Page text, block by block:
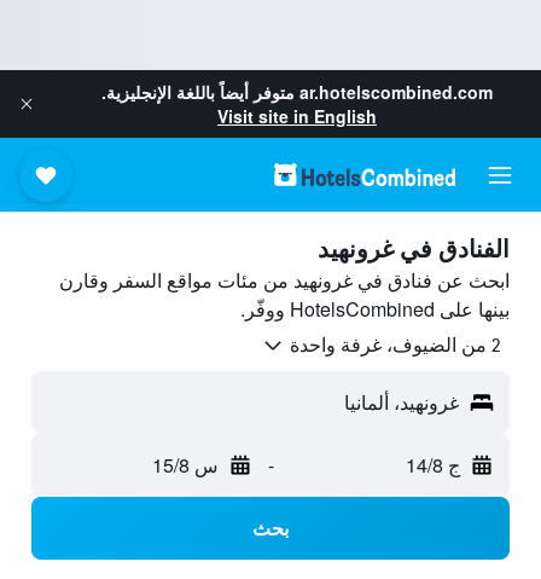
ar.hotelscombined.com متوفر أيضاً باللغة الإنجليزية.
Visit site in English
الفنادق في غرونهيد
ابحث عن فنادق في غرونهيد من مئات مواقع السفر وقارن
بينها على HotelsCombined ووفّر.
2 من الضيوف، غرفة واحدة
غرونهيد، ألمانيا
ج 14/8 - س 15/8
بحث